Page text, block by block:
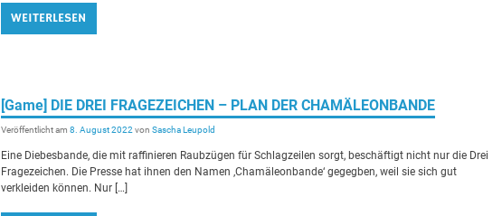
WEITERLESEN
[Game] DIE DREI FRAGEZEICHEN – PLAN DER CHAMÄLEONBANDE
Veröffentlicht am8. August 2022 vonSascha Leupold
Eine Diebesbande, die mit raffinieren Raubzügen für Schlagzeilen sorgt, beschäftigt nicht nur die Drei
Fragezeichen. Die Presse hat ihnen den Namen ‚Chamäleonbande‘ gegegben, weil sie sich gut
verkleiden können. Nur […]